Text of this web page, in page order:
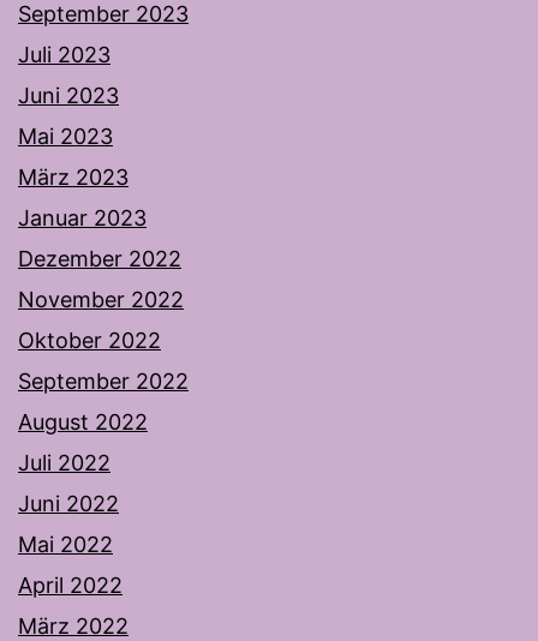
September 2023
Juli 2023
Juni 2023
Mai 2023
März 2023
Januar 2023
Dezember 2022
November 2022
Oktober 2022
September 2022
August 2022
Juli 2022
Juni 2022
Mai 2022
April 2022
März 2022